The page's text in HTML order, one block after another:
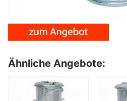
Ähnliche Angebote: